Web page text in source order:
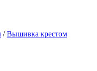
/Вышивка крестом